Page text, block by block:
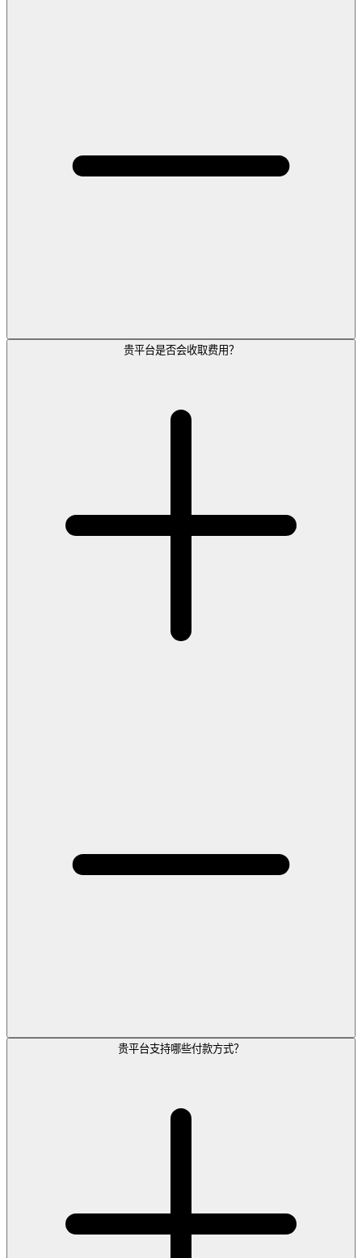
贵平台是否会收取费用？
贵平台支持哪些付款方式？